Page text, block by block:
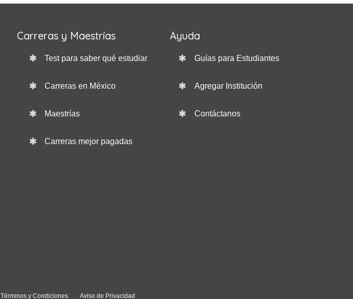
Carreras y Maestrías
Test para saber qué estudiar
Carreras en México
Maestrías
Carreras mejor pagadas
Ayuda
Guías para Estudiantes
Agregar Institución
Contáctanos
Términos y Condiciones Aviso de Privacidad